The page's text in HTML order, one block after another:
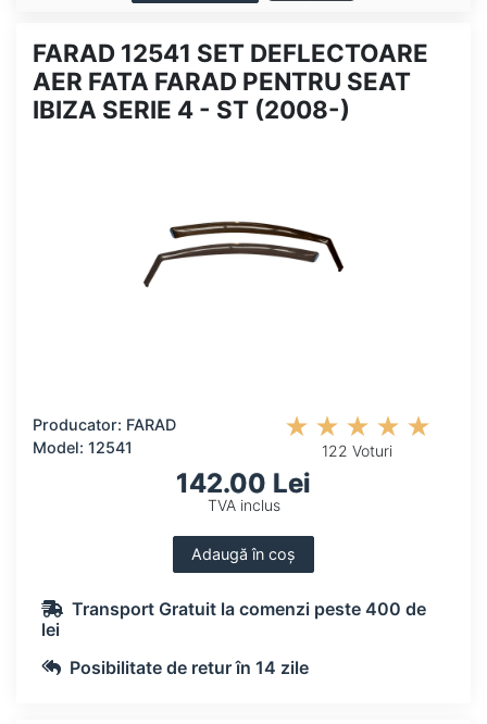
FARAD 12541 SET DEFLECTOARE
AER FATA FARAD PENTRU SEAT
IBIZA SERIE 4 - ST (2008-)
Producator: FARAD
Model: 12541
122 Voturi
142.00 Lei
TVA inclus
Adaugă în coș
Transport Gratuit la comenzi peste 400 de
lei
Posibilitate de retur în 14 zile